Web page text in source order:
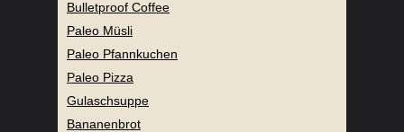
Bulletproof Coffee
Paleo Müsli
Paleo Pfannkuchen
Paleo Pizza
Gulaschsuppe
Bananenbrot